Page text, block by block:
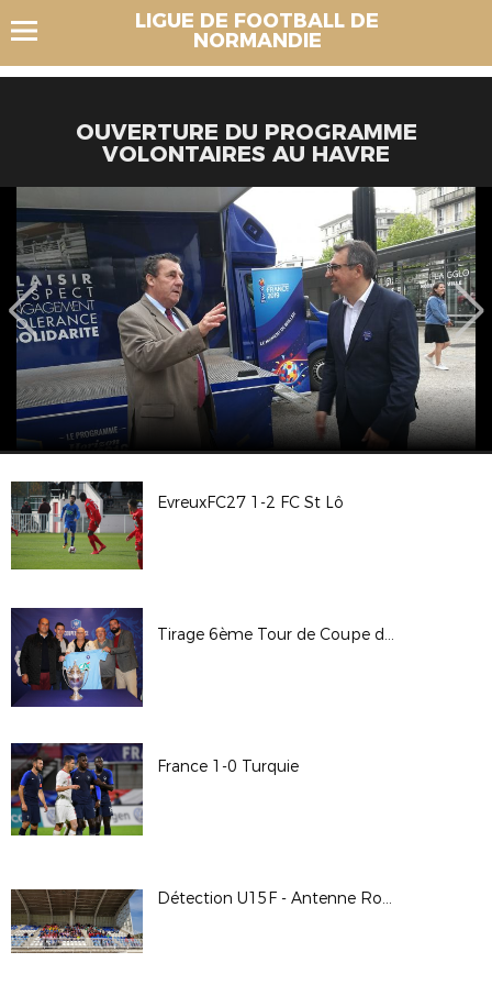
LIGUE DE FOOTBALL DE
NORMANDIE
OUVERTURE DU PROGRAMME
VOLONTAIRES AU HAVRE
EvreuxFC27 1-2 FC St Lô
Tirage 6ème Tour de Coupe de France - 2018/2019
France 1-0 Turquie
Détection U15F - Antenne Rouen